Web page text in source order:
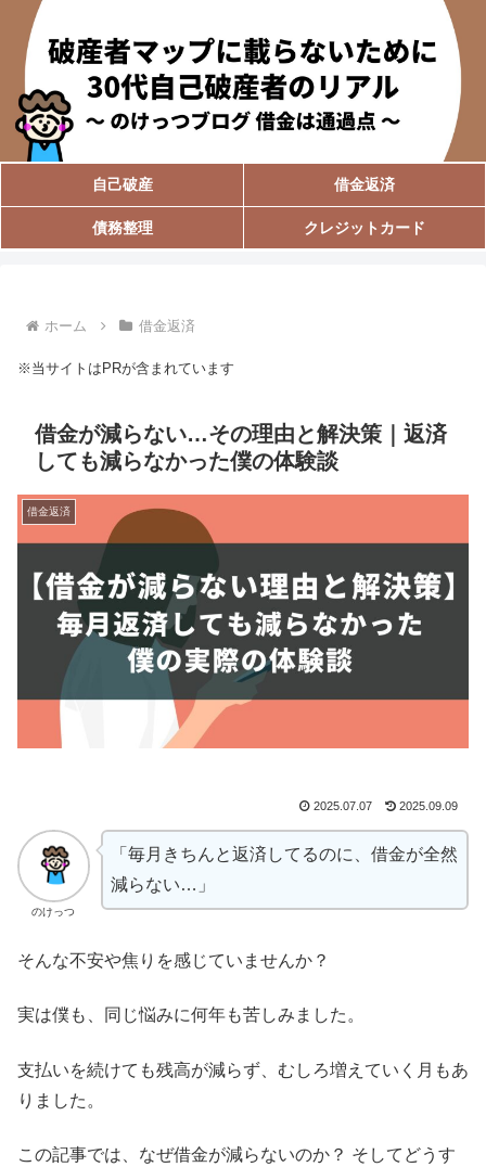
自己破産 借金返済
債務整理 クレジットカード
ホーム 借金返済
※当サイトはPRが含まれています
借金が減らない…その理由と解決策｜返済
しても減らなかった僕の体験談
借金返済
2025.07.07 2025.09.09
のけっつ
「毎月きちんと返済してるのに、借金が全然
減らない…」
そんな不安や焦りを感じていませんか？
実は僕も、同じ悩みに何年も苦しみました。
支払いを続けても残高が減らず、むしろ増えていく月もあ
りました。
この記事では、なぜ借金が減らないのか？ そしてどうす